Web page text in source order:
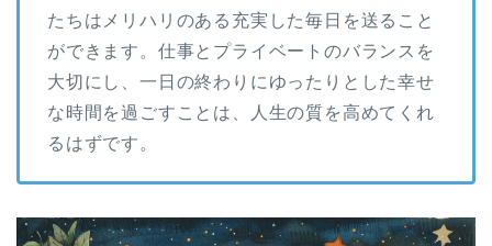
たちはメリハリのある充実した毎日を送ること
ができます。仕事とプライベートのバランスを
大切にし、一日の終わりにゆったりとした幸せ
な時間を過ごすことは、人生の質を高めてくれ
るはずです。